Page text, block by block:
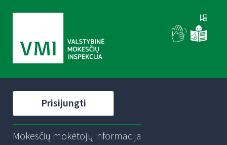
Prisijungti
Mokesčių mokėtojų informacija